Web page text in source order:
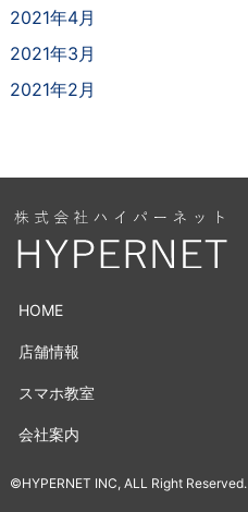
2021年4月
2021年3月
2021年2月
HOME
店舗情報
スマホ教室
会社案内
©HYPERNET INC, ALL Right Reserved.